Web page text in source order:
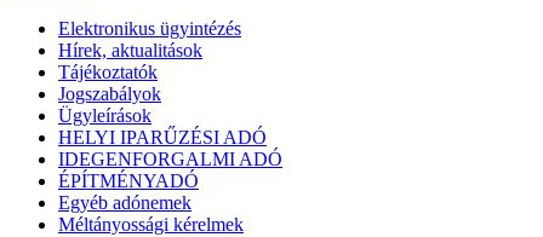
Elektronikus ügyintézés
Hírek, aktualitások
Tájékoztatók
Jogszabályok
Ügyleírások
HELYI IPARŰZÉSI ADÓ
IDEGENFORGALMI ADÓ
ÉPÍTMÉNYADÓ
Egyéb adónemek
Méltányossági kérelmek